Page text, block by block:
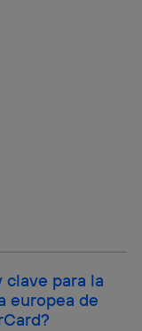
clave para la
europea de